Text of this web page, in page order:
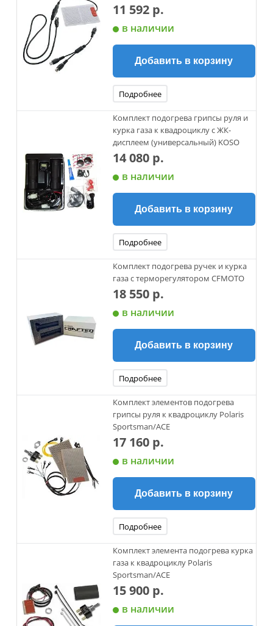
11 592 р.
в наличии
Добавить в корзину
Подробнее
Комплект подогрева грипсы руля и
курка газа к квадроциклу с ЖК-
дисплеем (универсальный) KOSO
14 080 р.
в наличии
Добавить в корзину
Подробнее
Комплект подогрева ручек и курка
газа с терморегулятором CFMOTO
18 550 р.
в наличии
Добавить в корзину
Подробнее
Комплект элементов подогрева
грипсы руля к квадроциклу Polaris
Sportsman/ACE
17 160 р.
в наличии
Добавить в корзину
Подробнее
Комплект элемента подогрева курка
газа к квадроциклу Polaris
Sportsman/ACE
15 900 р.
в наличии